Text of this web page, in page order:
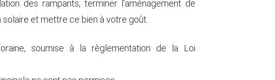
des rampants, terminer l’aménagement de
solaire et mettre ce bien à votre goût.
soumise à la règlementation de la Loi